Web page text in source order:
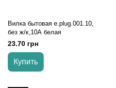
Вилка бытовая e.plug.001.10,
без ж/к,10А белая
23.70 грн
Купить